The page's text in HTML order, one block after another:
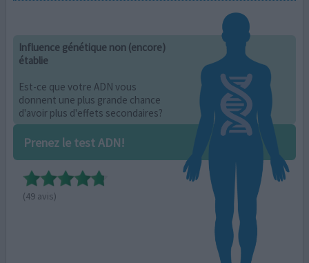
Influence génétique non (encore)
établie
Est-ce que votre ADN vous
donnent une plus grande chance
d'avoir plus d'effets secondaires?
Prenez le test ADN!
(49 avis)